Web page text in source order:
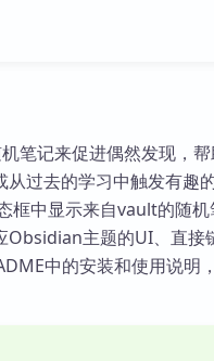
笔记来促进偶然发现，
过去的学习中触发有趣的
框中显示来自vault的随机
Obsidian主题的UI、直接
中的安装和使用说明